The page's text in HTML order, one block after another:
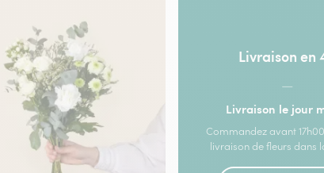
Livraison en
—
Livraison le jour
Commandez avant
livraison de fleurs dans